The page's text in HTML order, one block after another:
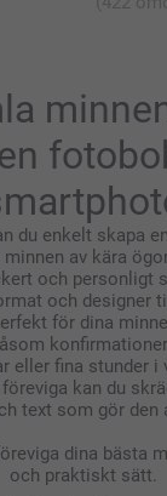
vara, är du givetvis
du enkelt skapa
av kära
och personligt
och designer
för dina
eller fina stunder i
kan du
text som gör den
dina bästa
och praktiskt sätt.